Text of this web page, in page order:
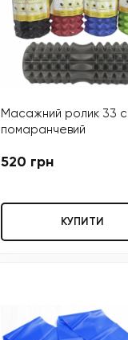
Масажний ролик 33
помаранчевий
520 грн
КУПИТИ